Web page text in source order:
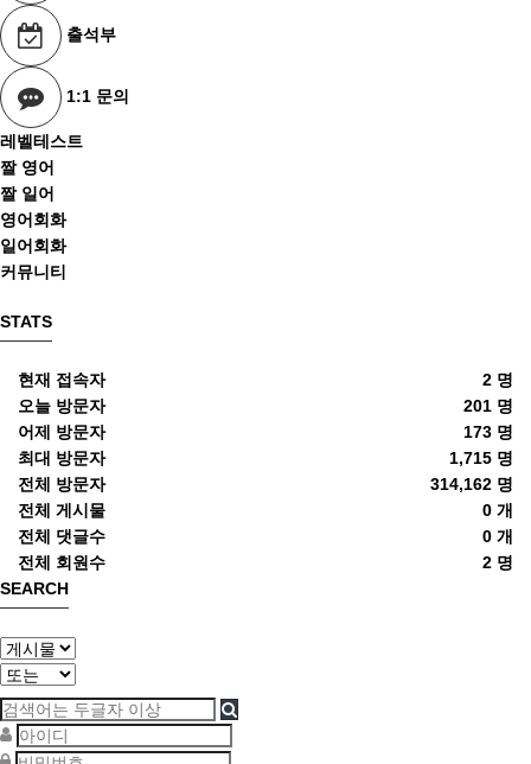
출석부
1:1 문의
레벨테스트
짤 영어
짤 일어
영어회화
일어회화
커뮤니티
STATS
2 명
현재 접속자
201 명
오늘 방문자
173 명
어제 방문자
1,715 명
최대 방문자
314,162 명
전체 방문자
0 개
전체 게시물
0 개
전체 댓글수
2 명
전체 회원수
SEARCH